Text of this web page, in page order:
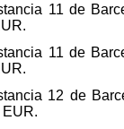
11 de
11 de
12 de